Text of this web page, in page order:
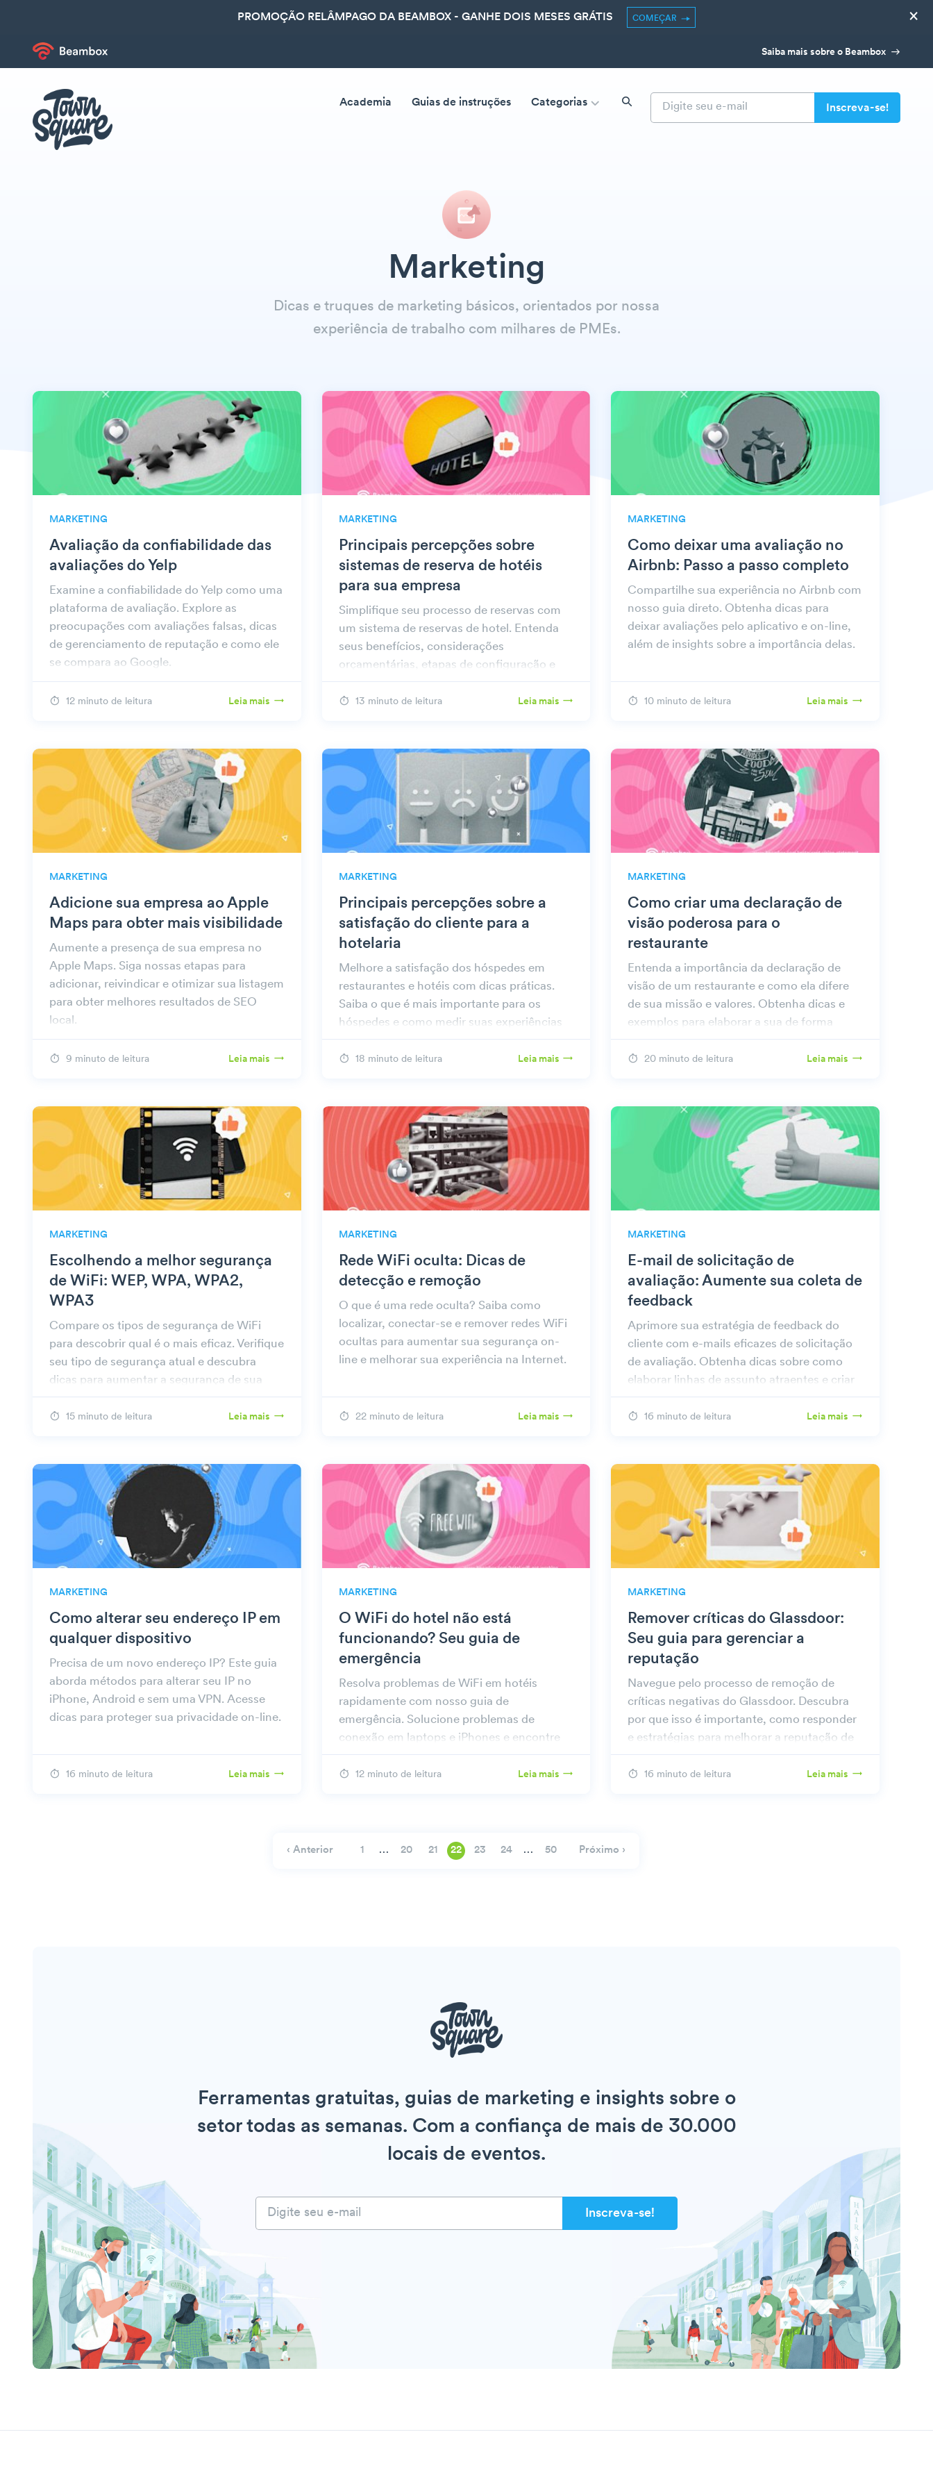
PROMOÇÃO RELÂMPAGO DA BEAMBOX - GANHE DOIS MESES GRÁTIS COMEÇAR ×
Saiba mais sobre o Beambox
Academia Guias de instruções Categorias
Marketing
Dicas e truques de marketing básicos, orientados por nossa
experiência de trabalho com milhares de PMEs.
MARKETING
Avaliação da confiabilidade das
avaliações do Yelp
Examine a confiabilidade do Yelp como uma
plataforma de avaliação. Explore as
preocupações com avaliações falsas, dicas
de gerenciamento de reputação e como ele
se compara ao Google.
12 minuto de leitura Leia mais
MARKETING
Principais percepções sobre
sistemas de reserva de hotéis
para sua empresa
Simplifique seu processo de reservas com
um sistema de reservas de hotel. Entenda
seus benefícios, considerações
orçamentárias, etapas de configuração e
valor geral para seu hotel.
13 minuto de leitura Leia mais
MARKETING
Como deixar uma avaliação no
Airbnb: Passo a passo completo
Compartilhe sua experiência no Airbnb com
nosso guia direto. Obtenha dicas para
deixar avaliações pelo aplicativo e on-line,
além de insights sobre a importância delas.
10 minuto de leitura Leia mais
MARKETING
Adicione sua empresa ao Apple
Maps para obter mais visibilidade
Aumente a presença de sua empresa no
Apple Maps. Siga nossas etapas para
adicionar, reivindicar e otimizar sua listagem
para obter melhores resultados de SEO
local.
9 minuto de leitura Leia mais
MARKETING
Principais percepções sobre a
satisfação do cliente para a
hotelaria
Melhore a satisfação dos hóspedes em
restaurantes e hotéis com dicas práticas.
Saiba o que é mais importante para os
hóspedes e como medir suas experiências
de forma eficaz.
18 minuto de leitura Leia mais
MARKETING
Como criar uma declaração de
visão poderosa para o
restaurante
Entenda a importância da declaração de
visão de um restaurante e como ela difere
de sua missão e valores. Obtenha dicas e
exemplos para elaborar a sua de forma
eficaz.
20 minuto de leitura Leia mais
MARKETING
Escolhendo a melhor segurança
de WiFi: WEP, WPA, WPA2,
WPA3
Compare os tipos de segurança de WiFi
para descobrir qual é o mais eficaz. Verifique
seu tipo de segurança atual e descubra
dicas para aumentar a segurança de sua
rede.
15 minuto de leitura Leia mais
MARKETING
Rede WiFi oculta: Dicas de
detecção e remoção
O que é uma rede oculta? Saiba como
localizar, conectar-se e remover redes WiFi
ocultas para aumentar sua segurança on-
line e melhorar sua experiência na Internet.
22 minuto de leitura Leia mais
MARKETING
E-mail de solicitação de
avaliação: Aumente sua coleta de
feedback
Aprimore sua estratégia de feedback do
cliente com e-mails eficazes de solicitação
de avaliação. Obtenha dicas sobre como
elaborar linhas de assunto atraentes e criar
solicitações impactantes.
16 minuto de leitura Leia mais
MARKETING
Como alterar seu endereço IP em
qualquer dispositivo
Precisa de um novo endereço IP? Este guia
aborda métodos para alterar seu IP no
iPhone, Android e sem uma VPN. Acesse
dicas para proteger sua privacidade on-line.
16 minuto de leitura Leia mais
MARKETING
O WiFi do hotel não está
funcionando? Seu guia de
emergência
Resolva problemas de WiFi em hotéis
rapidamente com nosso guia de
emergência. Solucione problemas de
conexão em laptops e iPhones e encontre
prontamente soluções eficazes.
12 minuto de leitura Leia mais
MARKETING
Remover críticas do Glassdoor:
Seu guia para gerenciar a
reputação
Navegue pelo processo de remoção de
críticas negativas do Glassdoor. Descubra
por que isso é importante, como responder
e estratégias para melhorar a reputação de
seu empregador.
16 minuto de leitura Leia mais
‹ Anterior 1 … 20 21 22 23 24 … 50 Próximo ›
Ferramentas gratuitas, guias de marketing e insights sobre o
setor todas as semanas. Com a confiança de mais de 30.000
locais de eventos.